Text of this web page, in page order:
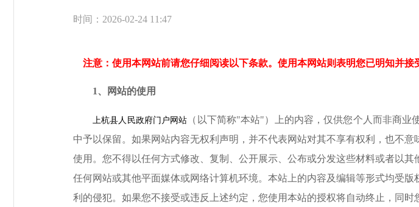
时间：2026-02-24 11:47
注意：使用本网站前请您仔细阅读以下条款。使用本网站则表明您已明知并接
1、网站的使用
上杭县人民政府门户网站 （以下简称"本站"）上的内容，仅供您个人而非商业
中予以保留。如果网站内容无权利声明，并不代表网站对其不享有权利，也不
使用。您不得以任何方式修改、复制、公开展示、公布或分发这些材料或者以
任何网站或其他平面媒体或网络计算机环境。本站上的内容及编辑等形式均受
利的侵犯。如果您不接受或违反上述约定，您使用本站的授权将自动终止，同